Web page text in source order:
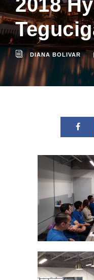
DIANA BOLIVAR